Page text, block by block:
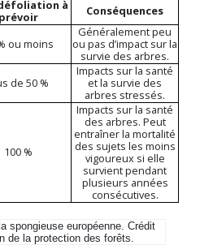
à
prévoir
Conséquences
ou moins
Généralement peu
ou pas d’impact sur la
survie des arbres.
de 50 %
Impacts sur la santé
et la survie des
arbres stressés.
100 %
Impacts sur la santé
des arbres. Peut
entraîner la mortalité
des sujets les moins
vigoureux si elle
survient pendant
plusieurs années
consécutives.
spongieuse européenne. Crédit
de la protection des forêts.